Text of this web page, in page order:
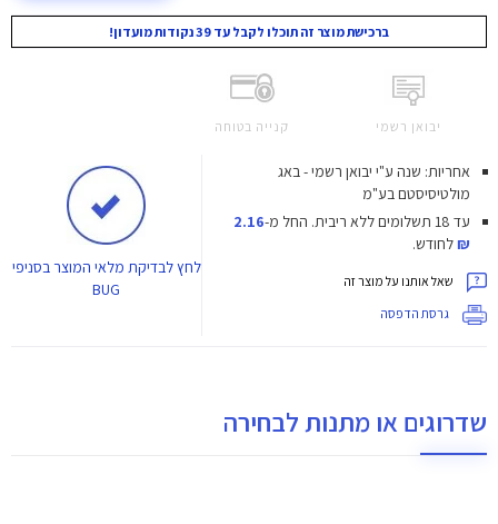
ברכישת מוצר זה תוכלו לקבל עד 39 נקודות מועדון!
יבואן רשמי קנייה בטוחה
אחריות: שנה ע"י יבואן רשמי - באג
מולטיסיסטם בע"מ
עד 18 תשלומים ללא ריבית.
החל מ-2.16
₪לחודש.
שאל אותנו על מוצר זה
גרסת הדפסה
לחץלבדיקת מלאי המוצר בסניפי
BUG
שדרוגים או מתנות לבחירה